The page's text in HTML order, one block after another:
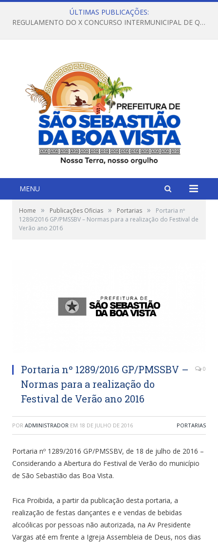
ÚLTIMAS PUBLICAÇÕES:
REGULAMENTO DO X CONCURSO INTERMUNICIPAL DE QUADRILHAS JUNINAS – 2026 – ARRAIÁ DA VENEZA
MENU
Home » Publicações Oficias » Portarias »
Portaria nº
1289/2016 GP/PMSSBV – Normas para a realização do Festival de
Verão ano 2016
Portaria nº 1289/2016 GP/PMSSBV –
Normas para a realização do
Festival de Verão ano 2016
0
POR ADMINISTRADOR EM 18 DE JULHO DE 2016 PORTARIAS
Portaria nº 1289/2016 GP/PMSSBV, de 18 de julho de 2016 –
Considerando a Abertura do Festival de Verão do município
de São Sebastião das Boa Vista.
Fica Proibida, a partir da publicação desta portaria, a
realização de festas dançantes e e vendas de bebidas
alcoólicas por pessoas não autorizada, na Av Presidente
Vargas até em frente a Igreja Assembleia de Deus, nos dias